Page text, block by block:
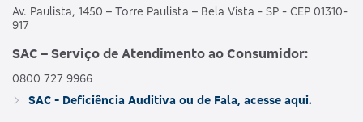
Av. Paulista, 1450 – Torre Paulista – Bela Vista - SP - CEP 01310-
917
SAC – Serviço de Atendimento ao Consumidor:
0800 727 9966
SAC - Deficiência Auditiva ou de Fala, acesse aqui.